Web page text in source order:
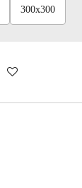
300x300